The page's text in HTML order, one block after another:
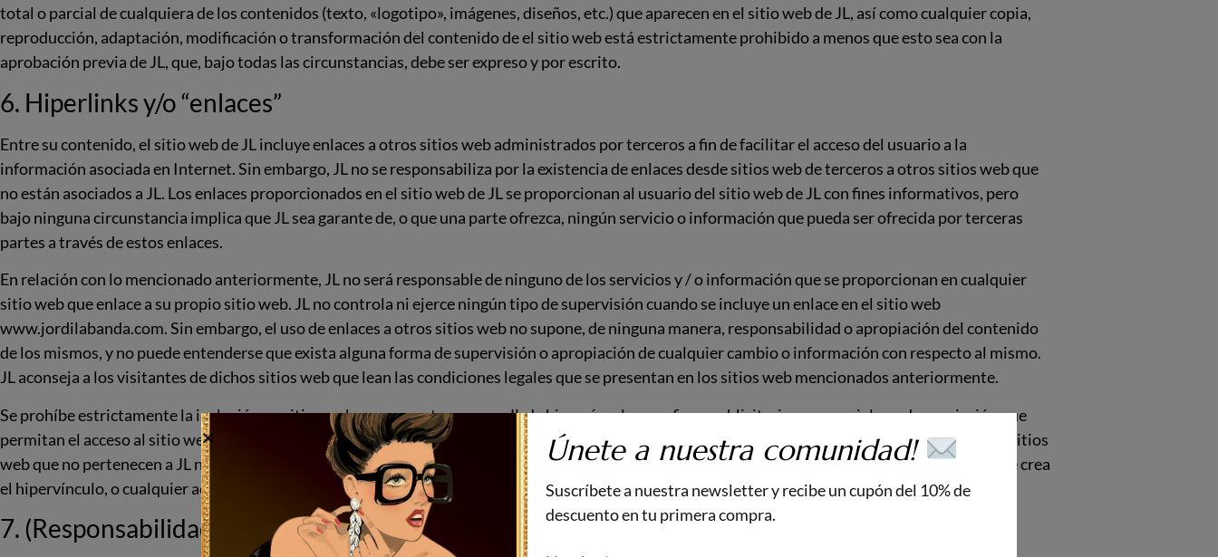
total o parcial de cualquiera de los contenidos (texto, «logotipo», imágenes, diseños, etc.) que aparecen en el sitio web de JL, así como cualquier copia,
reproducción, adaptación, modificación o transformación del contenido de el sitio web está estrictamente prohibido a menos que esto sea con la
aprobación previa de JL, que, bajo todas las circunstancias, debe ser expreso y por escrito.
6. Hiperlinks y/o “enlaces”
Entre su contenido, el sitio web de JL incluye enlaces a otros sitios web administrados por terceros a fin de facilitar el acceso del usuario a la
información asociada en Internet. Sin embargo, JL no se responsabiliza por la existencia de enlaces desde sitios web de terceros a otros sitios web que
no están asociados a JL. Los enlaces proporcionados en el sitio web de JL se proporcionan al usuario del sitio web de JL con fines informativos, pero
bajo ninguna circunstancia implica que JL sea garante de, o que una parte ofrezca, ningún servicio o información que pueda ser ofrecida por terceras
partes a través de estos enlaces.
En relación con lo mencionado anteriormente, JL no será responsable de ninguno de los servicios y / o información que se proporcionan en cualquier
sitio web que enlace a su propio sitio web. JL no controla ni ejerce ningún tipo de supervisión cuando se incluye un enlace en el sitio web
www.jordilabanda.com. Sin embargo, el uso de enlaces a otros sitios web no supone, de ninguna manera, responsabilidad o apropiación del contenido
de los mismos, y no puede entenderse que exista alguna forma de supervisión o apropiación de cualquier cambio o información con respecto al mismo.
JL aconseja a los visitantes de dichos sitios web que lean las condiciones legales que se presentan en los sitios web mencionados anteriormente.
Se prohíbe estrictamente la inclusión en sitios web que no pertenezcan a JL de hipervínculos con fines publicitarios, comerciales o de asociación que
permitan el acceso al sitio web de JL sin su previo y expreso consentimiento y / o autorización. En cualquier caso, la existencia de hipervínculos en sitios
web que no pertenecen a JL no implica de ninguna manera la existencia de relaciones comerciales o de otro tipo con el propietario del sitio web que crea
el hipervínculo, o cualquier aceptación por parte de JL de su contenidos, opiniones o servicios.
7. (Responsabilidad por el contenido de los enlaces)
Únete a nuestra comunidad!
Suscríbete a nuestra newsletter y recibe un cupón del 10% de
descuento en tu primera compra.